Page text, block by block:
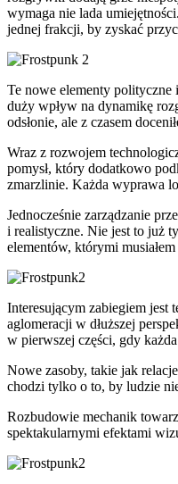
wymaga nie lada
jednej frakcji, by zyskać
Te nowe elementy polityczne
duży wpływ na dynamikę
odsłonie, ale z czasem
Wraz z rozwojem
pomysł, który dodatkowo
zmarzlinie. Każda wyprawa
Jednocześnie zarządzanie
i realistyczne. Nie jest to już
elementów, którymi
Interesującym zabiegiem jest
aglomeracji w dłuższej
w pierwszej części, gdy
Nowe zasoby, takie jak
chodzi tylko o to, by ludzie
Rozbudowie mechanik
spektakularnymi efektami